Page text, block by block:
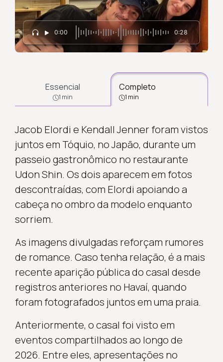
0:00 0:28
Essencial
1 min
Completo
1 min
Jacob Elordi e Kendall Jenner foram vistos
juntos em Tóquio, no Japão, durante um
passeio gastronômico no restaurante
Udon Shin. Os dois aparecem em fotos
descontraídas, com Elordi apoiando a
cabeça no ombro da modelo enquanto
sorriem.
As imagens divulgadas reforçam rumores
de romance. Caso tenha relação, é a mais
recente aparição pública do casal desde
registros anteriores no Havaí, quando
foram fotografados juntos em uma praia.
Anteriormente, o casal foi visto em
eventos compartilhados ao longo de
2026. Entre eles, apresentações no